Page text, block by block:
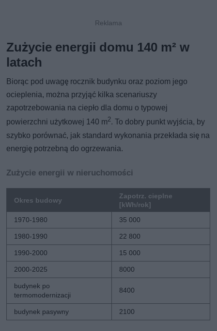
Zużycie energii domu 140 m² w
latach
Biorąc pod uwagę rocznik budynku oraz poziom jego
ocieplenia, można przyjąć kilka scenariuszy
zapotrzebowania na ciepło dla domu o typowej
powierzchni użytkowej 140 m2. To dobry punkt wyjścia, by
szybko porównać, jak standard wykonania przekłada się na
energię potrzebną do ogrzewania.
Zużycie energii w nieruchomości
Okres budowy
Zapotrz. cieplne
[kWh/rok]
1970-1980
35 000
1980-1990 22 800
1990-2000 15 000
2000-2025 8000
budynek po
termomodernizacji
8400
budynek pasywny 2100